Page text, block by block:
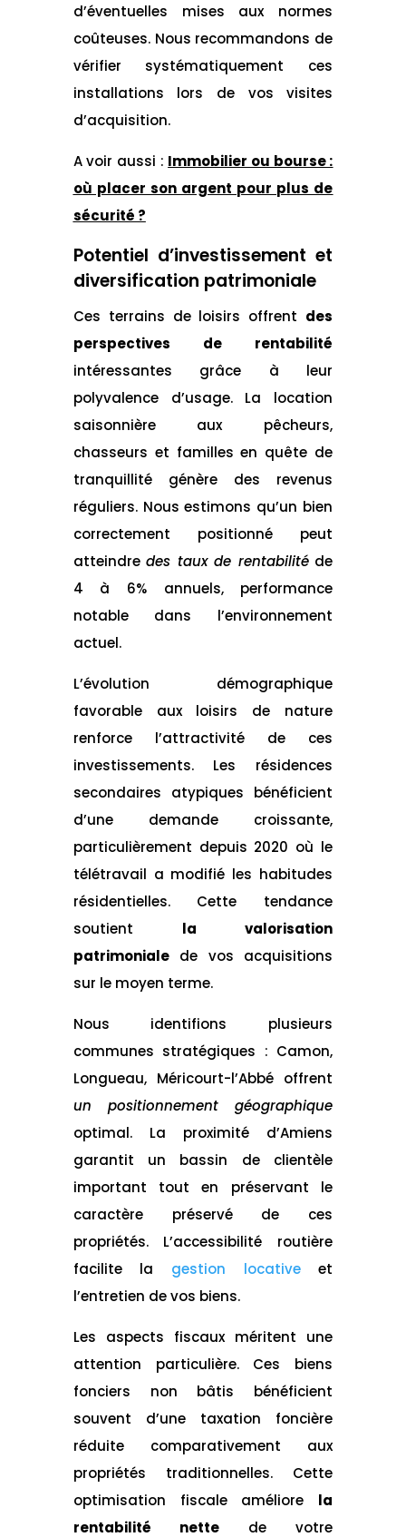
d’éventuelles mises aux normes
coûteuses. Nous recommandons de
vérifier systématiquement ces
installations lors de vos visites
d’acquisition.
A voir aussi : Immobilier ou bourse :
où placer son argent pour plus de
sécurité ?
Potentiel d’investissement et
diversification patrimoniale
Ces terrains de loisirs offrent des
perspectives de rentabilité
intéressantes grâce à leur
polyvalence d’usage. La location
saisonnière aux pêcheurs,
chasseurs et familles en quête de
tranquillité génère des revenus
réguliers. Nous estimons qu’un bien
correctement positionné peut
atteindredes taux de rentabilitéde
4 à 6% annuels, performance
notable dans l’environnement
actuel.
L’évolution démographique
favorable aux loisirs de nature
renforce l’attractivité de ces
investissements. Les résidences
secondaires atypiques bénéficient
d’une demande croissante,
particulièrement depuis 2020 où le
télétravail a modifié les habitudes
résidentielles. Cette tendance
soutient la valorisation
patrimonialede vos acquisitions
sur le moyen terme.
Nous identifions plusieurs
communes stratégiques : Camon,
Longueau, Méricourt-l’Abbé offrent
un positionnement géographique
optimal. La proximité d’Amiens
garantit un bassin de clientèle
important tout en préservant le
caractère préservé de ces
propriétés. L’accessibilité routière
facilite la gestion locativeet
l’entretien de vos biens.
Les aspects fiscaux méritent une
attention particulière. Ces biens
fonciers non bâtis bénéficient
souvent d’une taxation foncière
réduite comparativement aux
propriétés traditionnelles. Cette
optimisation fiscale améliore la
rentabilité nettede votre